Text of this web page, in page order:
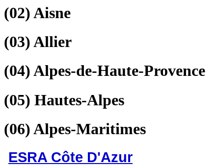
(02)Aisne
(03)Allier
(04)Alpes-de-Haute-Provence
(05) Hautes-Alpes
(06)Alpes-Maritimes
ESRA Côte D'Azur